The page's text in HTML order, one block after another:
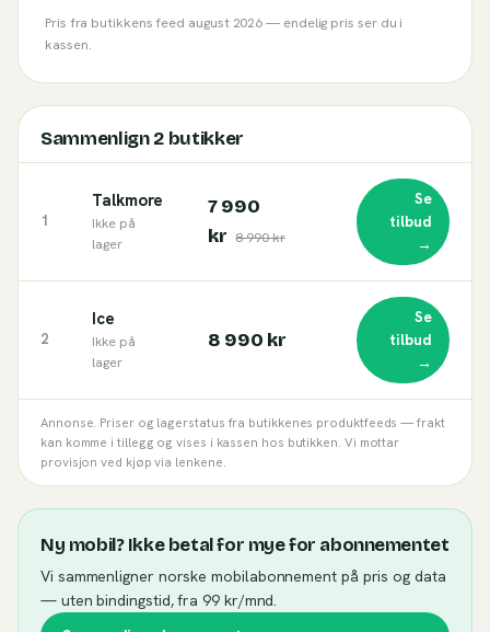
Pris fra butikkens feed august 2026— endelig pris ser du i
kassen.
Sammenlign2butikker
1
Talkmore
Ikke på
lager
7 990
kr 8 990 kr
Se
tilbud
→
2
Ice
Ikke på
lager
8 990 kr
Se
tilbud
→
Annonse. Priser og lagerstatus fra butikkenes produktfeeds — frakt
kan komme i tillegg og vises i kassen hos butikken. Vi mottar
provisjon ved kjøp via lenkene.
Ny mobil? Ikke betal for mye for abonnementet
Vi sammenligner norske mobilabonnement på pris og data
— uten bindingstid, fra 99 kr/mnd.